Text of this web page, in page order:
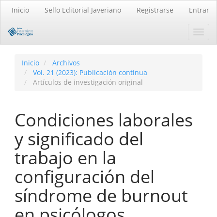
principal
principal
Barra
Inicio Sello Editorial Javeriano Registrarse Entrar
Inicio
Archivos
Vol. 21 (2023): Publicación continua
Artículos de investigación original
Condiciones laborales
y significado del
trabajo en la
configuración del
síndrome de burnout